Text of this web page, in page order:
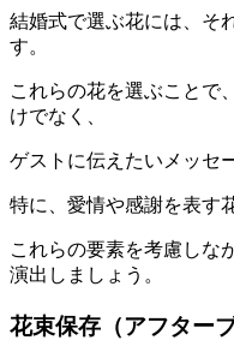
結婚式で選ぶ花には、そ
す。
これらの花を選ぶことで
けでなく、
ゲストに伝えたいメッセ
特に、愛情や感謝を表す
これらの要素を考慮しな
演出しましょう。
花束保存（アフター